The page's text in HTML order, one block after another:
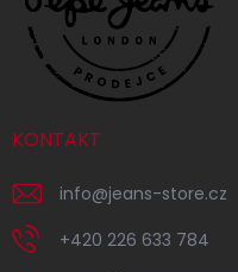
KONTAKT
info@jeans-store.cz
+420 226 633 784